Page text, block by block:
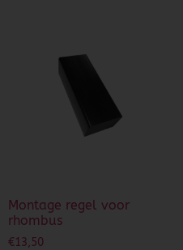
Montage regel voor
rhombus
€13,50